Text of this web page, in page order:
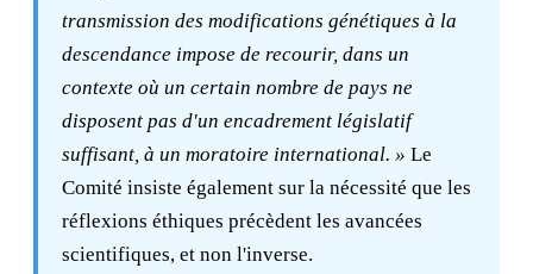
transmission des modifications génétiques à la
descendance impose de recourir, dans un
contexte où un certain nombre de pays ne
disposent pas d'un encadrement législatif
suffisant, à un moratoire international. » Le
Comité insiste également sur la nécessité que les
réflexions éthiques précèdent les avancées
scientifiques, et non l'inverse.